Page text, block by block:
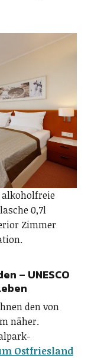
0,7l
Zimmer
– UNESCO
den von
näher.
Ostfriesland